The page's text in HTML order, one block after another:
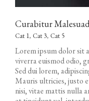
Curabitur
Cat 1, Cat 3, Cat 5
Lorem ipsum dolor sit
viverra euismod odio,
Sed dui lorem,
Mauris ultricies, justo
nisi, vitae mattis nulla